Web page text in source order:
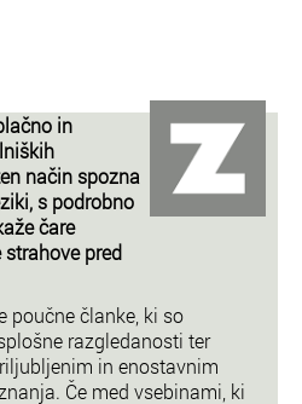
in
način spozna
s podrobno
čare
pred
poučne članke, ki so
razgledanosti ter
in enostavnim
Če med vsebinami, ki